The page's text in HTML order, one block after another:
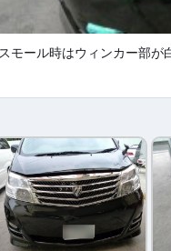
スモール時はウィンカー部が